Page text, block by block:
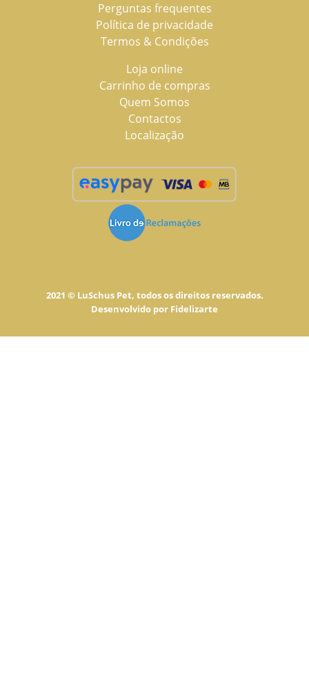
Perguntas frequentes
Política de privacidade
Termos & Condições
Loja online
Carrinho de compras
Quem Somos
Contactos
Localização
2021 © LuSchus Pet, todos os direitos reservados.
Desenvolvido por Fidelizarte